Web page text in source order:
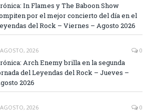
In Flames y The Baboon Show
por el mejor concierto del día en el
del Rock – Viernes – Agosto 2026
2026 0
Arch Enemy brilla en la segunda
del Leyendas del Rock – Jueves –
2026
2026 0